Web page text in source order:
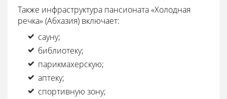
Также инфраструктура пансионата «Холодная
речка» (Абхазия) включает:
сауну;
библиотеку;
парикмахерскую;
аптеку;
спортивную зону;